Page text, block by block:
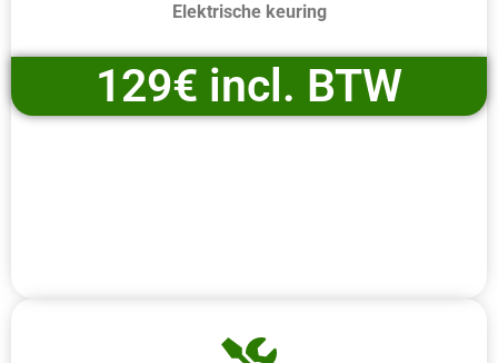
Elektrische keuring
129€ incl. BTW